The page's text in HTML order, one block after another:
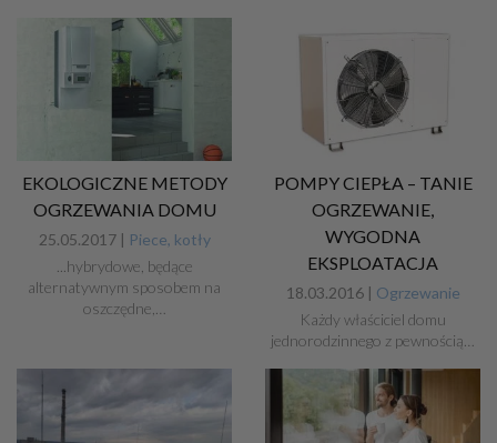
EKOLOGICZNE METODY
OGRZEWANIA DOMU
25.05.2017 | Piece, kotły
...hybrydowe, będące
alternatywnym sposobem na
oszczędne,…
POMPY CIEPŁA – TANIE
OGRZEWANIE,
WYGODNA
EKSPLOATACJA
18.03.2016 | Ogrzewanie
Każdy właściciel domu
jednorodzinnego z pewnością…